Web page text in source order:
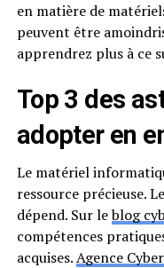
en matière de
peuvent être
apprendrez plus à ce
Top 3 des
adopter en
Le matériel
ressource précieuse.
dépend. Sur leblog
compétences
acquises.Agence